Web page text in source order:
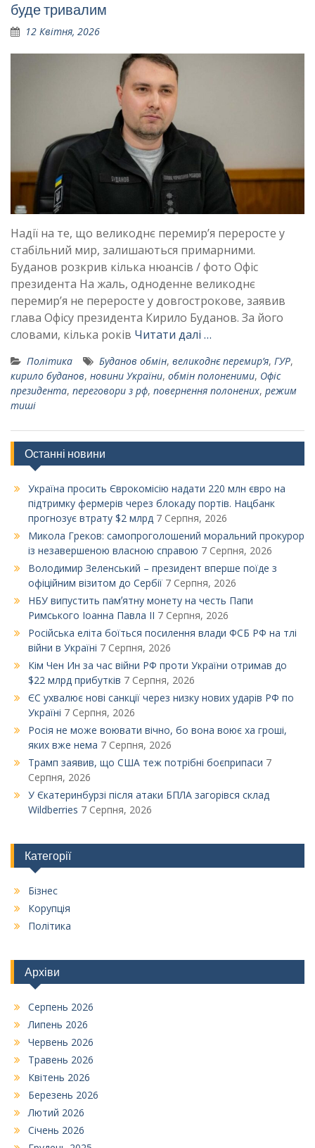
буде тривалим
12 Квітня, 2026
Надії на те, що великоднє перемир’я переросте у
стабільний мир, залишаються примарними.
Буданов розкрив кілька нюансів / фото Офіс
президента На жаль, одноденне великоднє
перемир’я не переросте у довгострокове, заявив
глава Офісу президента Кирило Буданов. За його
словами, кілька років Читати далі …
Політика Буданов обмін, великоднє перемир’я, ГУР,
кирило буданов, новини України, обмін полоненими, Офіс
президента, переговори з рф, повернення полонених, режим
тиші
Останні новини
Україна просить Єврокомісію надати 220 млн євро на
підтримку фермерів через блокаду портів. Нацбанк
прогнозує втрату $2 млрд 7 Серпня, 2026
Микола Греков: самопроголошений моральний прокурор
із незавершеною власною справою 7 Серпня, 2026
Володимир Зеленський – президент вперше поїде з
офіційним візитом до Сербії 7 Серпня, 2026
НБУ випустить памʼятну монету на честь Папи
Римського Іоанна Павла ІІ 7 Серпня, 2026
Російська еліта боїться посилення влади ФСБ РФ на тлі
війни в Україні 7 Серпня, 2026
Кім Чен Ин за час війни РФ проти України отримав до
$22 млрд прибутків 7 Серпня, 2026
ЄС ухвалює нові санкції через низку нових ударів РФ по
Україні 7 Серпня, 2026
Росія не може воювати вічно, бо вона воює ха гроші,
яких вже нема 7 Серпня, 2026
Трамп заявив, що США теж потрібні боєприпаси 7
Серпня, 2026
У Єкатеринбурзі після атаки БПЛА загорівся склад
Wildberries 7 Серпня, 2026
Категорії
Бізнес
Корупція
Політика
Архіви
Серпень 2026
Липень 2026
Червень 2026
Травень 2026
Квітень 2026
Березень 2026
Лютий 2026
Січень 2026